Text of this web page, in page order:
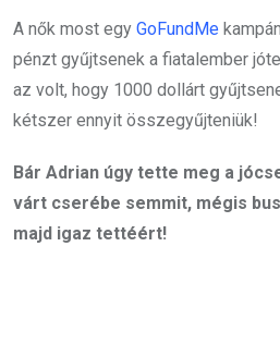
A nők most egy GoFundMe
pénzt gyűjtsenek a fiatalember
az volt, hogy 1000 dollárt
kétszer ennyit összegyűjteniük!
Bár Adrian úgy tette meg a
várt cserébe semmit, mégis
majd igaz tettéért!